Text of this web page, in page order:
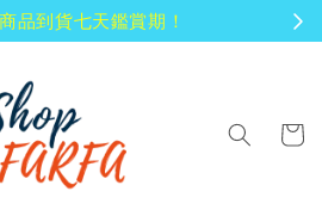
品到貨七天鑑賞期！